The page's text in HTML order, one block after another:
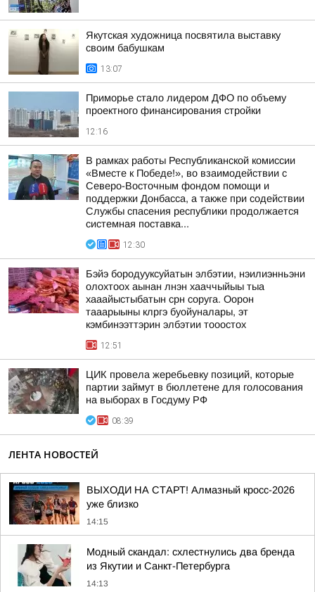
Якутская художница посвятила выставку
своим бабушкам
13:07
Приморье стало лидером ДФО по объему
проектного финансирования стройки
12:16
В рамках работы Республиканской комиссии
«Вместе к Победе!», во взаимодействии с
Северо-Восточным фондом помощи и
поддержки Донбасса, а также при содействии
Службы спасения республики продолжается
системная поставка...
12:30
Бэйэ бородууксуйатын элбэтии, нэилиэнньэни
олохтоох аынан лнэн хааччыйыы тыа
хааайыстыбатын срн соруга. Оорон
тааарыыны клргэ буойуналары, эт
кэмбинээттэрин элбэтии тооостох
12:51
ЦИК провела жеребьевку позиций, которые
партии займут в бюллетене для голосования
на выборах в Госдуму РФ
08:39
ЛЕНТА НОВОСТЕЙ
ВЫХОДИ НА СТАРТ! Алмазный кросс-2026
уже близко
14:15
Модный скандал: схлестнулись два бренда
из Якутии и Санкт-Петербурга
14:13